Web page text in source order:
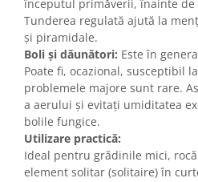
începutul primăverii, înainte de
Tunderea regulată ajută la
și piramidale.
Boli și dăunători: Este în
Poate fi, ocazional, susceptibil
problemele majore sunt rare.
a aerului și evitați umiditatea
bolile fungice.
Utilizare practică:
Ideal pentru grădinile mici,
element solitar (solitaire) în